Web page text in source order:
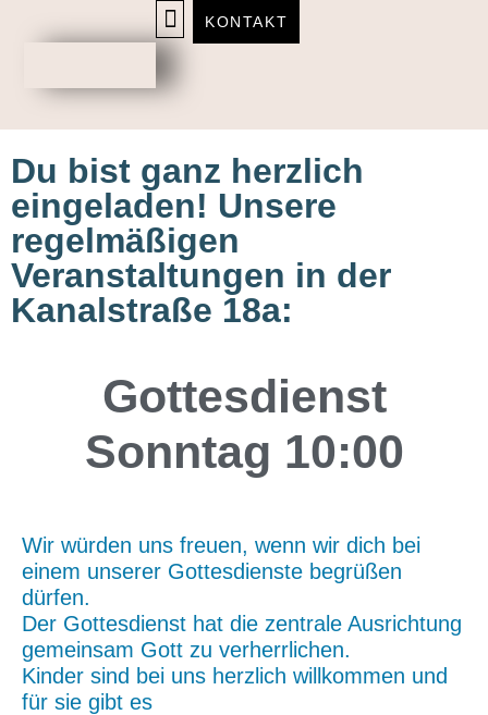
KONTAKT
Termine
Du bist ganz herzlich
eingeladen! Unsere
regelmäßigen
Veranstaltungen in der
Kanalstraße 18a:
Gottesdienst
Sonntag 10:00
Wir würden uns freuen, wenn wir dich bei
einem unserer Gottesdienste begrüßen
dürfen.
Der Gottesdienst hat die zentrale Ausrichtung
gemeinsam Gott zu verherrlichen.
Kinder sind bei uns herzlich willkommen und
für sie gibt es